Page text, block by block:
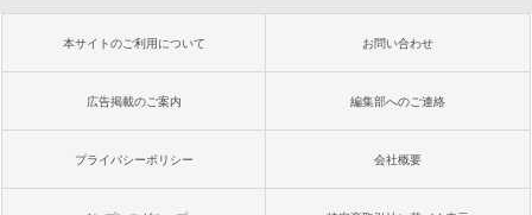
本サイトのご利用について お問い合わせ
広告掲載のご案内 編集部へのご連絡
プライバシーポリシー 会社概要